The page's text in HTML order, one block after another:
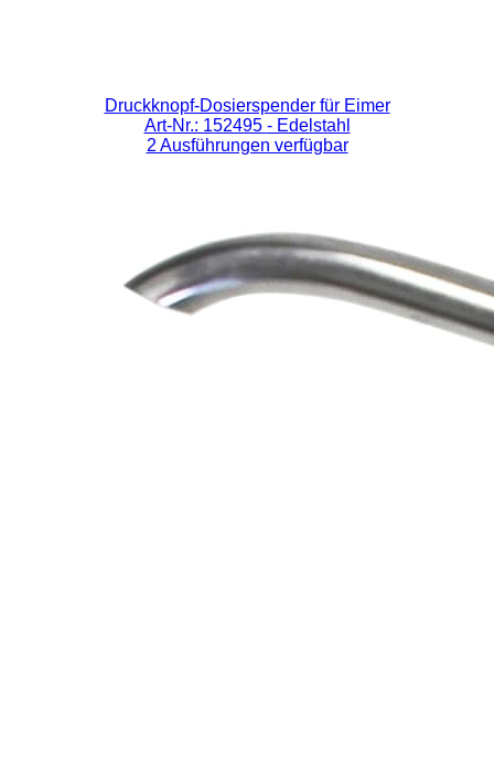
Druckknopf-Dosierspender für Eimer
Art-Nr.: 152495 - Edelstahl
2 Ausführungen verfügbar